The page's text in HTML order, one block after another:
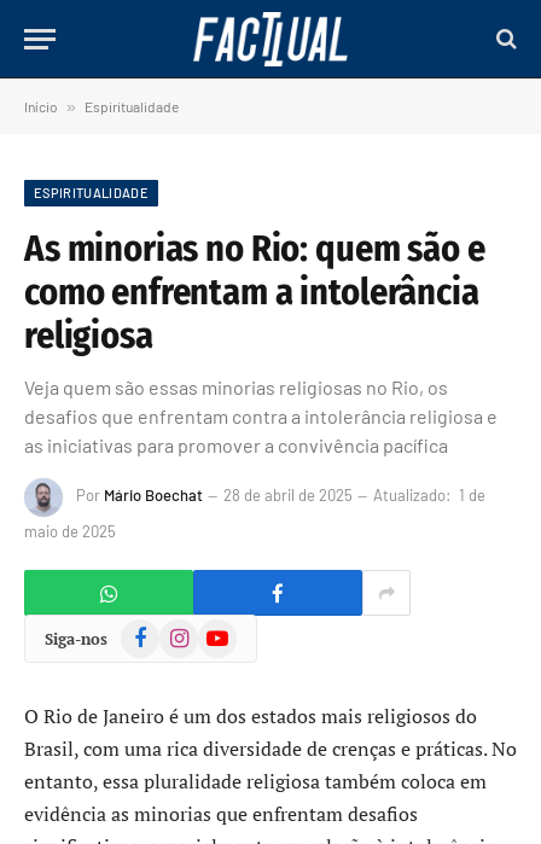
Início » Espiritualidade
ESPIRITUALIDADE
As minorias no Rio: quem são e
como enfrentam a intolerância
religiosa
Veja quem são essas minorias religiosas no Rio, os
desafios que enfrentam contra a intolerância religiosa e
as iniciativas para promover a convivência pacífica
Por Mário Boechat 28 de abril de 2025 Atualizado: 1 de
maio de 2025
Siga-nos FacebookInstagramYouTube
O Rio de Janeiro é um dos estados mais religiosos do
Brasil, com uma rica diversidade de crenças e práticas. No
entanto, essa pluralidade religiosa também coloca em
evidência as minorias que enfrentam desafios